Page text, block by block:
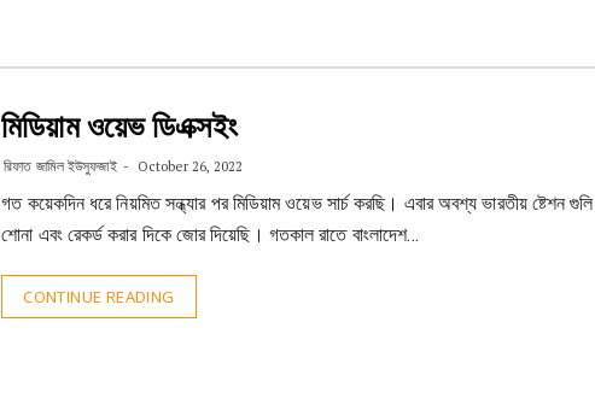
মিডিয়াম ওয়েভ ডিএক্সইং
রিফাত জামিল ইউসুফজাই October 26, 2022
গত কয়েকদিন ধরে নিয়মিত সন্ধ্যার পর মিডিয়াম ওয়েভ সার্চ করছি। এবার অবশ্য ভারতীয় ষ্টেশন গুলি
শোনা এবং রেকর্ড করার দিকে জোর দিয়েছি। গতকাল রাতে বাংলাদেশ…
CONTINUE READING